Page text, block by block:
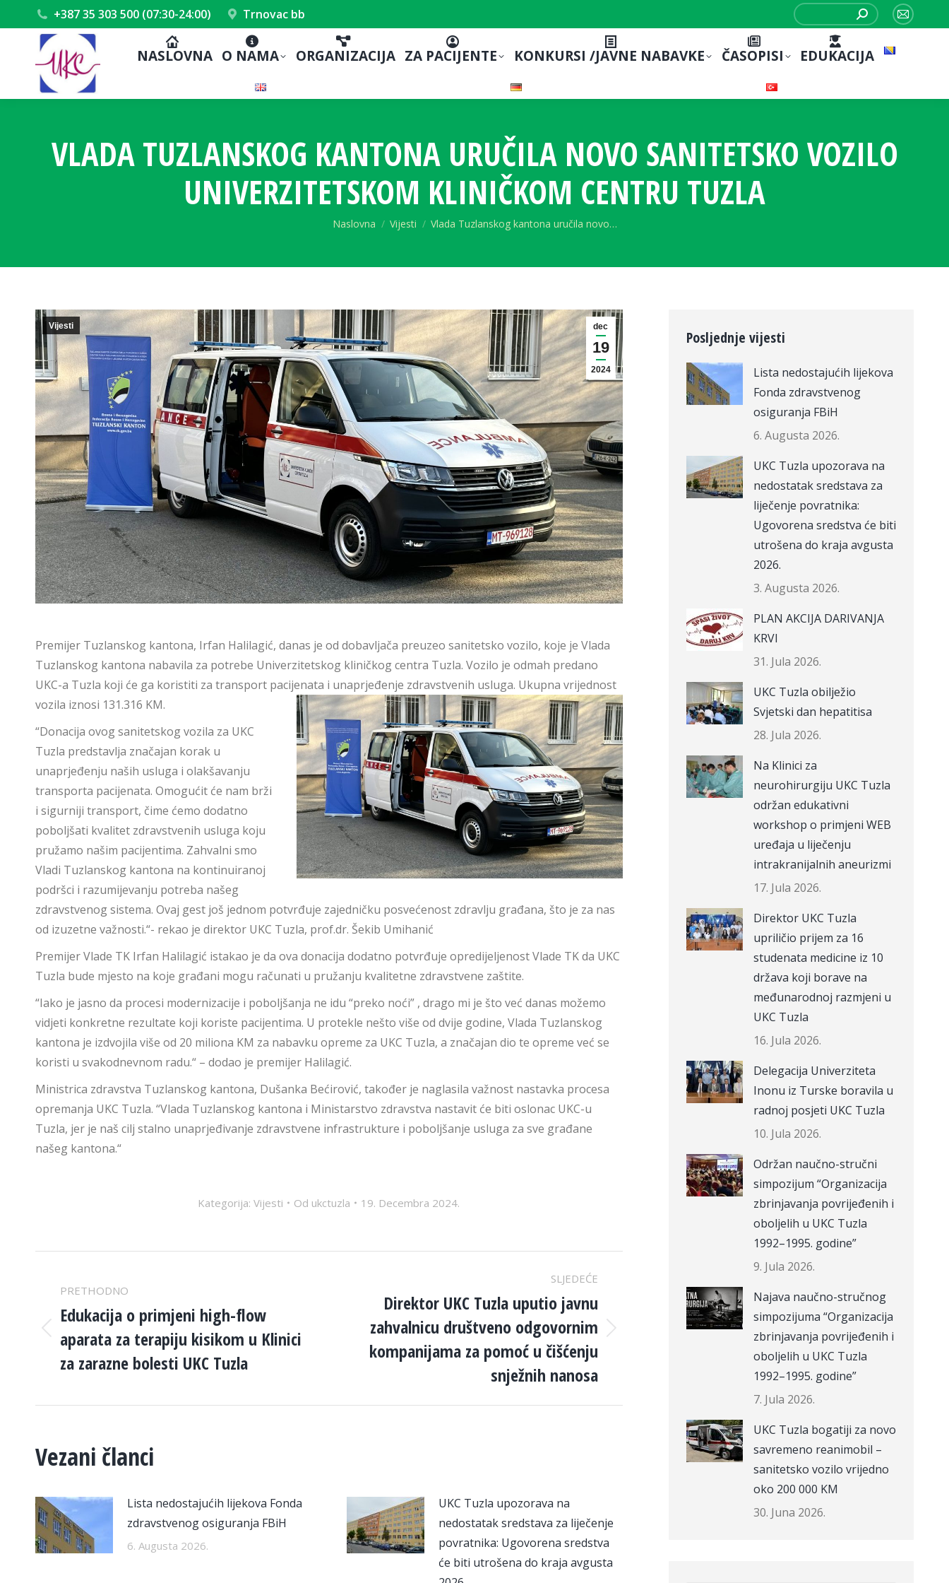
+387 35 303 500 (07:30-24:00) Trnovac bb
Search:
Mail
NASLOVNA O NAMA ORGANIZACIJA ZA PACIJENTE KONKURSI /JAVNE NABAVKE ČASOPISI EDUKACIJA
VLADA TUZLANSKOG KANTONA URUČILA NOVO SANITETSKO VOZILO
UNIVERZITETSKOM KLINIČKOM CENTRU TUZLA
You are here:
Naslovna Vijesti Vlada Tuzlanskog kantona uručila novo…
dec
19
2024
Vijesti
Premijer Tuzlanskog kantona, Irfan Halilagić, danas je od dobavljača preuzeo sanitetsko vozilo, koje je Vlada
Tuzlanskog kantona nabavila za potrebe Univerzitetskog kliničkog centra Tuzla. Vozilo je odmah predano
UKC-a Tuzla koji će ga koristiti za transport pacijenata i unaprjeđenje zdravstvenih usluga. Ukupna vrijednost
vozila iznosi 131.316 KM.
“Donacija ovog sanitetskog vozila za UKC
Tuzla predstavlja značajan korak u
unaprjeđenju naših usluga i olakšavanju
transporta pacijenata. Omogućit će nam brži
i sigurniji transport, čime ćemo dodatno
poboljšati kvalitet zdravstvenih usluga koju
pružamo našim pacijentima. Zahvalni smo
Vladi Tuzlanskog kantona na kontinuiranoj
podršci i razumijevanju potreba našeg
zdravstvenog sistema. Ovaj gest još jednom potvrđuje zajedničku posvećenost zdravlju građana, što je za nas
od izuzetne važnosti.“- rekao je direktor UKC Tuzla, prof.dr. Šekib Umihanić
Premijer Vlade TK Irfan Halilagić istakao je da ova donacija dodatno potvrđuje opredijeljenost Vlade TK da UKC
Tuzla bude mjesto na koje građani mogu računati u pružanju kvalitetne zdravstvene zaštite.
“Iako je jasno da procesi modernizacije i poboljšanja ne idu “preko noći” , drago mi je što već danas možemo
vidjeti konkretne rezultate koji koriste pacijentima. U protekle nešto više od dvije godine, Vlada Tuzlanskog
kantona je izdvojila više od 20 miliona KM za nabavku opreme za UKC Tuzla, a značajan dio te opreme već se
koristi u svakodnevnom radu.“ – dodao je premijer Halilagić.
Ministrica zdravstva Tuzlanskog kantona, Dušanka Bećirović, također je naglasila važnost nastavka procesa
opremanja UKC Tuzla. “Vlada Tuzlanskog kantona i Ministarstvo zdravstva nastavit će biti oslonac UKC-u
Tuzla, jer je naš cilj stalno unaprjeđivanje zdravstvene infrastrukture i poboljšanje usluga za sve građane
našeg kantona.“
Kategorija:Vijesti Od ukctuzla 19. Decembra 2024.
NAVIGATION
PRETHODNO
Previous
post:
Edukacija o primjeni high-flow
aparata za terapiju kisikom u Klinici
za zarazne bolesti UKC Tuzla
SLJEDEĆE
Next
post:
Direktor UKC Tuzla uputio javnu
zahvalnicu društveno odgovornim
kompanijama za pomoć u čišćenju
snježnih nanosa
Vezani članci
Lista nedostajućih lijekova Fonda
zdravstvenog osiguranja FBiH
6. Augusta 2026.
UKC Tuzla upozorava na
nedostatak sredstava za liječenje
povratnika: Ugovorena sredstva
će biti utrošena do kraja avgusta
Posljednje vijesti
Lista nedostajućih lijekova
Fonda zdravstvenog
osiguranja FBiH
6. Augusta 2026.
UKC Tuzla upozorava na
nedostatak sredstava za
liječenje povratnika:
Ugovorena sredstva će biti
utrošena do kraja avgusta
2026.
3. Augusta 2026.
PLAN AKCIJA DARIVANJA
KRVI
31. Jula 2026.
UKC Tuzla obilježio
Svjetski dan hepatitisa
28. Jula 2026.
Na Klinici za
neurohirurgiju UKC Tuzla
održan edukativni
workshop o primjeni WEB
uređaja u liječenju
intrakranijalnih aneurizmi
17. Jula 2026.
Direktor UKC Tuzla
upriličio prijem za 16
studenata medicine iz 10
država koji borave na
međunarodnoj razmjeni u
UKC Tuzla
16. Jula 2026.
Delegacija Univerziteta
Inonu iz Turske boravila u
radnoj posjeti UKC Tuzla
10. Jula 2026.
Održan naučno-stručni
simpozijum “Organizacija
zbrinjavanja povrijeđenih i
oboljelih u UKC Tuzla
1992–1995. godine”
9. Jula 2026.
Najava naučno-stručnog
simpozijuma “Organizacija
zbrinjavanja povrijeđenih i
oboljelih u UKC Tuzla
1992–1995. godine”
7. Jula 2026.
UKC Tuzla bogatiji za novo
savremeno reanimobil –
sanitetsko vozilo vrijedno
oko 200 000 KM
30. Juna 2026.